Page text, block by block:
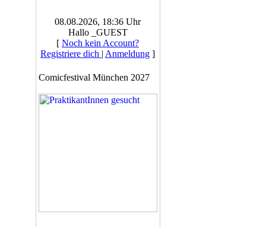
08.08.2026, 18:36 Uhr
Hallo _GUEST
[ Noch kein Account?
Registriere dich | Anmeldung ]
Comicfestival München 2027